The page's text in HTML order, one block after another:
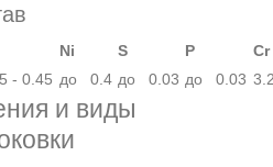
Ni S P
Cr
- 0.45 до 0.4 до 0.03 до 0.03
и виды